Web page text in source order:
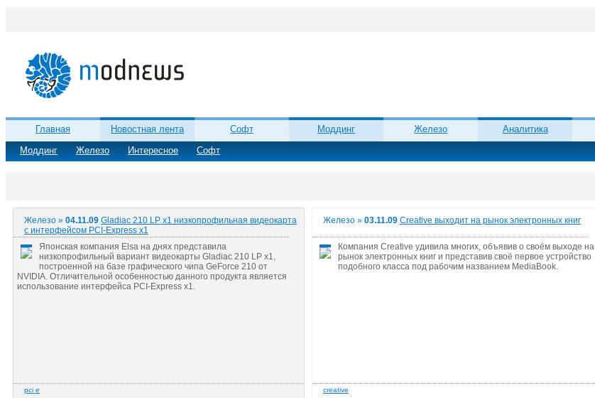
Главная
Новостная лента
Моддинг
Железо Интересное Софт
Софт Моддинг Железо Аналитика
Железо » 04.11.09 Gladiac 210 LP x1 низкопрофильная видеокарта
с интерфейсом PCI-Express x1
Японская компания Elsa на днях представила
низкопрофильный вариант видеокарты Gladiac 210 LP x1,
построенной на базе графического чипа GeForce 210 от
NVIDIA. Отличительной особенностью данного продукта является
использование интерфейса PCI-Express x1.
Железо »03.11.09 Creative выходит на рынок электронных книг
Компания Creative удивила многих, объявив о своём выходе на
рынок электронных книг и представив своё первое устройство
подобного класса под рабочим названием MediaBook.